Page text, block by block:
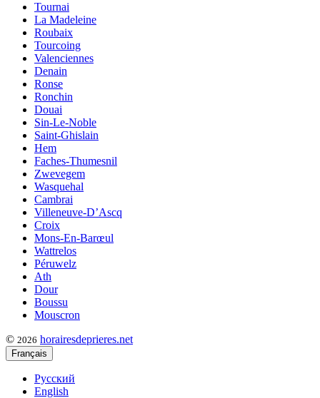
Tournai
La Madeleine
Roubaix
Tourcoing
Valenciennes
Denain
Ronse
Ronchin
Douai
Sin-Le-Noble
Saint-Ghislain
Hem
Faches-Thumesnil
Zwevegem
Wasquehal
Cambrai
Villeneuve-D’Ascq
Croix
Mons-En-Barœul
Wattrelos
Péruwelz
Ath
Dour
Boussu
Mouscron
© 2026 horairesdeprieres.net
Français
Русский
English